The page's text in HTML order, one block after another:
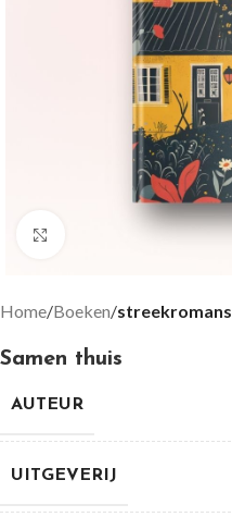
Groter bekijken
Home Boeken streekromans
Samen thuis
AUTEUR
UITGEVERIJ